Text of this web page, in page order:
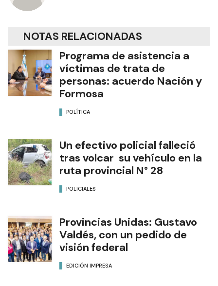
NOTAS RELACIONADAS
Programa de asistencia a
víctimas de trata de
personas: acuerdo Nación y
Formosa
POLÍTICA
Un efectivo policial falleció
tras volcar su vehículo en la
ruta provincial N° 28
POLICIALES
Provincias Unidas: Gustavo
Valdés, con un pedido de
visión federal
EDICIÓN IMPRESA